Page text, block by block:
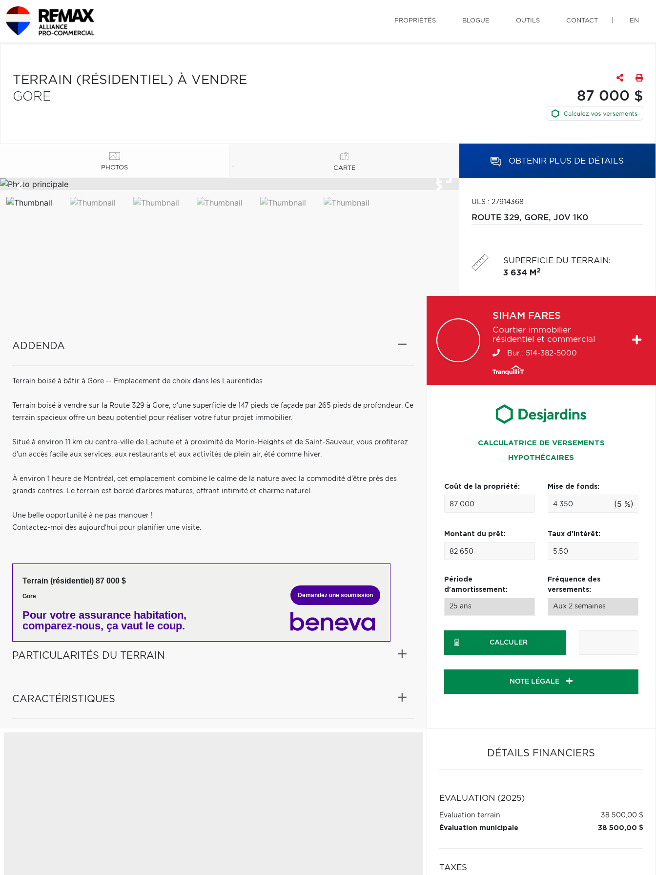
PROPRIÉTÉS BLOGUE OUTILS CONTACT EN
TERRAIN (RÉSIDENTIEL) À VENDRE
GORE
87 000 $
PHOTOS CARTE
OBTENIR PLUS DE DÉTAILS
ULS : 27914368
ROUTE 329, GORE, J0V 1K0
SUPERFICIE DU TERRAIN:
3 634 M 2
ADDENDA
Terrain boisé à bâtir à Gore -- Emplacement de choix dans les Laurentides
Terrain boisé à vendre sur la Route 329 à Gore, d'une superficie de 147 pieds de façade par 265 pieds de profondeur. Ce
terrain spacieux offre un beau potentiel pour réaliser votre futur projet immobilier.
Situé à environ 11 km du centre-ville de Lachute et à proximité de Morin-Heights et de Saint-Sauveur, vous profiterez
d'un accès facile aux services, aux restaurants et aux activités de plein air, été comme hiver.
À environ 1 heure de Montréal, cet emplacement combine le calme de la nature avec la commodité d'être près des
grands centres. Le terrain est bordé d'arbres matures, offrant intimité et charme naturel.
Une belle opportunité à ne pas manquer !
Contactez-moi dès aujourd'hui pour planifier une visite.
Terrain (résidentiel) 87 000 $
Gore
Pour votre assurance habitation,
comparez-nous, ça vaut le coup.
Demandez une soumission
PARTICULARITÉS DU TERRAIN
CARACTÉRISTIQUES
SIHAM FARES
Courtier immobilier
résidentiel et commercial
Bur.: 514-382-5000
CALCULATRICE DE VERSEMENTS
HYPOTHÉCAIRES
Coût de la propriété: Mise de fonds:
(5 %)
Montant du prêt: Taux d'intérêt:
Période
d'amortissement:
Fréquence des
versements:
CALCULER
NOTE LÉGALE
DÉTAILS FINANCIERS
ÉVALUATION (2025)
Évaluation terrain
38 500,00 $
Évaluation municipale
38 500,00 $
TAXES